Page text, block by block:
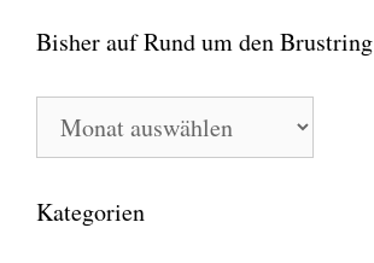
Bisher auf Rund um den Brustring
Bisher
auf
Rund
den
Brustring
Kategorien